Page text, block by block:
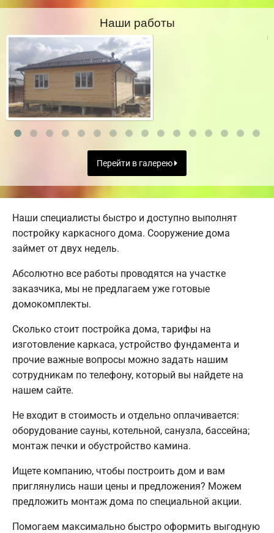
Наши работы
Перейти в галерею
Наши специалисты быстро и доступно выполнят
постройку каркасного дома. Сооружение дома
займет от двух недель.
Абсолютно все работы проводятся на участке
заказчика, мы не предлагаем уже готовые
домокомплекты.
Сколько стоит постройка дома, тарифы на
изготовление каркаса, устройство фундамента и
прочие важные вопросы можно задать нашим
сотрудникам по телефону, который вы найдете на
нашем сайте.
Не входит в стоимость и отдельно оплачивается:
оборудование сауны, котельной, санузла, бассейна;
монтаж печки и обустройство камина.
Ищете компанию, чтобы построить дом и вам
приглянулись наши цены и предложения? Можем
предложить монтаж дома по специальной акции.
Помогаем максимально быстро оформить выгодную